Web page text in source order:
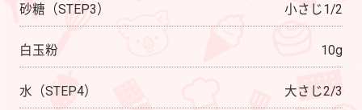
砂糖（STEP3） 小さじ1/2
白玉粉 10g
水（STEP4） 大さじ2/3